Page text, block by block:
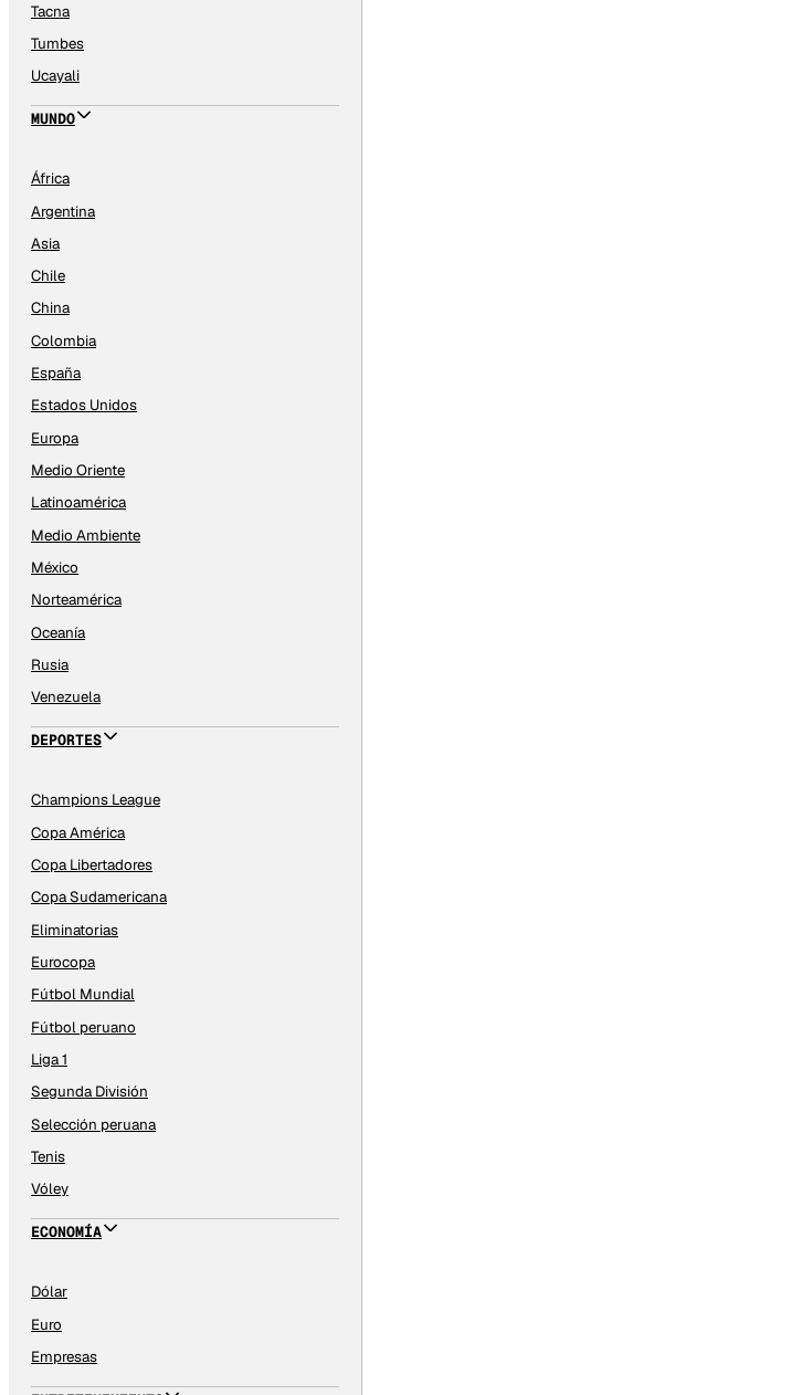
Tacna
Tumbes
Ucayali
MUNDO
África
Argentina
Asia
Chile
China
Colombia
España
Estados Unidos
Europa
Medio Oriente
Latinoamérica
Medio Ambiente
México
Norteamérica
Oceanía
Rusia
Venezuela
DEPORTES
Champions League
Copa América
Copa Libertadores
Copa Sudamericana
Eliminatorias
Eurocopa
Fútbol Mundial
Fútbol peruano
Liga 1
Segunda División
Selección peruana
Tenis
Vóley
ECONOMÍA
Dólar
Euro
Empresas